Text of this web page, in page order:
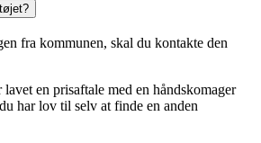
fra kommunen, skal du kontakte den
en prisaftale med en håndskomager
har lov til selv at finde en anden